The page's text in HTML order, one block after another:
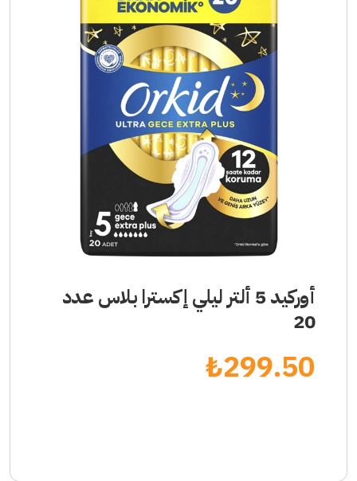
أوركيد 5 ألتر ليلي إكسترا بلاس عدد
20
299.50
₺